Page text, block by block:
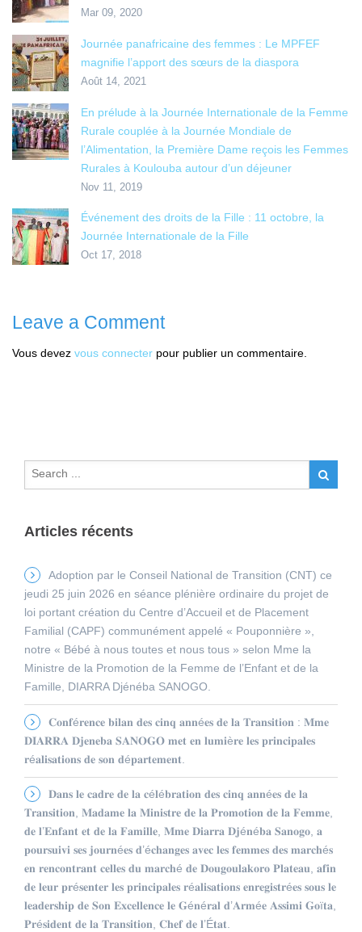
Mar 09, 2020
Journée panafricaine des femmes : Le MPFEF
magnifie l’apport des sœurs de la diaspora
Août 14, 2021
En prélude à la Journée Internationale de la Femme
Rurale couplée à la Journée Mondiale de
l’Alimentation, la Première Dame reçois les Femmes
Rurales à Koulouba autour d’un déjeuner
Nov 11, 2019
Événement des droits de la Fille : 11 octobre, la
Journée Internationale de la Fille
Oct 17, 2018
Leave a Comment
Vous devez vous connecter pour publier un commentaire.
Articles récents
Adoption par le Conseil National de Transition (CNT) ce
jeudi 25 juin 2026 en séance plénière ordinaire du projet de
loi portant création du Centre d’Accueil et de Placement
Familial (CAPF) communément appelé « Pouponnière »,
notre « Bébé à nous toutes et nous tous » selon Mme la
Ministre de la Promotion de la Femme de l’Enfant et de la
Famille, DIARRA Djénéba SANOGO.
𝐂𝐨𝐧𝐟é𝐫𝐞𝐧𝐜𝐞 𝐛𝐢𝐥𝐚𝐧 𝐝𝐞𝐬 𝐜𝐢𝐧𝐪 𝐚𝐧𝐧é𝐞𝐬 𝐝𝐞 𝐥𝐚 𝐓𝐫𝐚𝐧𝐬𝐢𝐭𝐢𝐨𝐧 : 𝐌𝐦𝐞
𝐃𝐈𝐀𝐑𝐑𝐀 𝐃𝐣𝐞𝐧𝐞𝐛𝐚 𝐒𝐀𝐍𝐎𝐆𝐎 𝐦𝐞𝐭 𝐞𝐧 𝐥𝐮𝐦𝐢è𝐫𝐞 𝐥𝐞𝐬 𝐩𝐫𝐢𝐧𝐜𝐢𝐩𝐚𝐥𝐞𝐬
𝐫é𝐚𝐥𝐢𝐬𝐚𝐭𝐢𝐨𝐧𝐬 𝐝𝐞 𝐬𝐨𝐧 𝐝é𝐩𝐚𝐫𝐭𝐞𝐦𝐞𝐧𝐭.
𝐃𝐚𝐧𝐬 𝐥𝐞 𝐜𝐚𝐝𝐫𝐞 𝐝𝐞 𝐥𝐚 𝐜é𝐥é𝐛𝐫𝐚𝐭𝐢𝐨𝐧 𝐝𝐞𝐬 𝐜𝐢𝐧𝐪 𝐚𝐧𝐧é𝐞𝐬 𝐝𝐞 𝐥𝐚
𝐓𝐫𝐚𝐧𝐬𝐢𝐭𝐢𝐨𝐧, 𝐌𝐚𝐝𝐚𝐦𝐞 𝐥𝐚 𝐌𝐢𝐧𝐢𝐬𝐭𝐫𝐞 𝐝𝐞 𝐥𝐚 𝐏𝐫𝐨𝐦𝐨𝐭𝐢𝐨𝐧 𝐝𝐞 𝐥𝐚 𝐅𝐞𝐦𝐦𝐞,
𝐝𝐞 𝐥’𝐄𝐧𝐟𝐚𝐧𝐭 𝐞𝐭 𝐝𝐞 𝐥𝐚 𝐅𝐚𝐦𝐢𝐥𝐥𝐞, 𝐌𝐦𝐞 𝐃𝐢𝐚𝐫𝐫𝐚 𝐃𝐣é𝐧é𝐛𝐚 𝐒𝐚𝐧𝐨𝐠𝐨, 𝐚
𝐩𝐨𝐮𝐫𝐬𝐮𝐢𝐯𝐢 𝐬𝐞𝐬 𝐣𝐨𝐮𝐫𝐧é𝐞𝐬 𝐝’é𝐜𝐡𝐚𝐧𝐠𝐞𝐬 𝐚𝐯𝐞𝐜 𝐥𝐞𝐬 𝐟𝐞𝐦𝐦𝐞𝐬 𝐝𝐞𝐬 𝐦𝐚𝐫𝐜𝐡é𝐬
𝐞𝐧 𝐫𝐞𝐧𝐜𝐨𝐧𝐭𝐫𝐚𝐧𝐭 𝐜𝐞𝐥𝐥𝐞𝐬 𝐝𝐮 𝐦𝐚𝐫𝐜𝐡é 𝐝𝐞 𝐃𝐨𝐮𝐠𝐨𝐮𝐥𝐚𝐤𝐨𝐫𝐨 𝐏𝐥𝐚𝐭𝐞𝐚𝐮, 𝐚𝐟𝐢𝐧
𝐝𝐞 𝐥𝐞𝐮𝐫 𝐩𝐫é𝐬𝐞𝐧𝐭𝐞𝐫 𝐥𝐞𝐬 𝐩𝐫𝐢𝐧𝐜𝐢𝐩𝐚𝐥𝐞𝐬 𝐫é𝐚𝐥𝐢𝐬𝐚𝐭𝐢𝐨𝐧𝐬 𝐞𝐧𝐫𝐞𝐠𝐢𝐬𝐭𝐫é𝐞𝐬 𝐬𝐨𝐮𝐬 𝐥𝐞
𝐥𝐞𝐚𝐝𝐞𝐫𝐬𝐡𝐢𝐩 𝐝𝐞 𝐒𝐨𝐧 𝐄𝐱𝐜𝐞𝐥𝐥𝐞𝐧𝐜𝐞 𝐥𝐞 𝐆é𝐧é𝐫𝐚𝐥 𝐝’𝐀𝐫𝐦é𝐞 𝐀𝐬𝐬𝐢𝐦𝐢 𝐆𝐨ï𝐭𝐚,
𝐏𝐫é𝐬𝐢𝐝𝐞𝐧𝐭 𝐝𝐞 𝐥𝐚 𝐓𝐫𝐚𝐧𝐬𝐢𝐭𝐢𝐨𝐧, 𝐂𝐡𝐞𝐟 𝐝𝐞 𝐥’É𝐭𝐚𝐭.